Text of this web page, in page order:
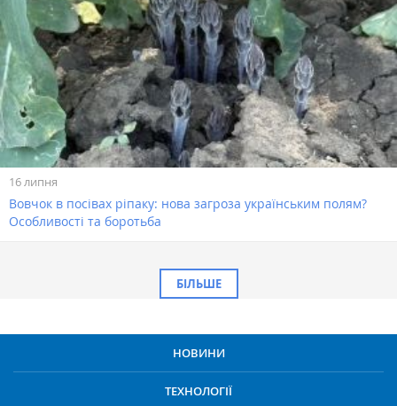
16 липня
Вовчок в посівах ріпаку: нова загроза українським полям?
Особливості та боротьба
БІЛЬШЕ
НОВИНИ
ТЕХНОЛОГІЇ